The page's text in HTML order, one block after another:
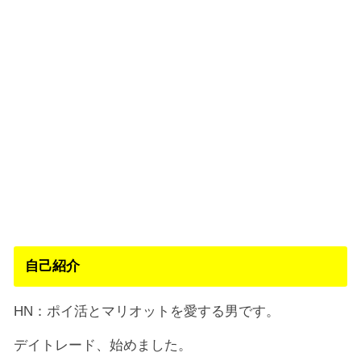
自己紹介
HN：ポイ活とマリオットを愛する男です。
デイトレード、始めました。